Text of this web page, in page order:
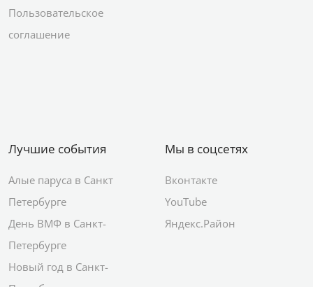
Пользовательское
соглашение
Лучшие события
Алые паруса в Санкт
Петербурге
День ВМФ в Санкт-
Петербурге
Новый год в Санкт-
Мы в соцсетях
Вконтакте
YouTube
Яндекс.Район